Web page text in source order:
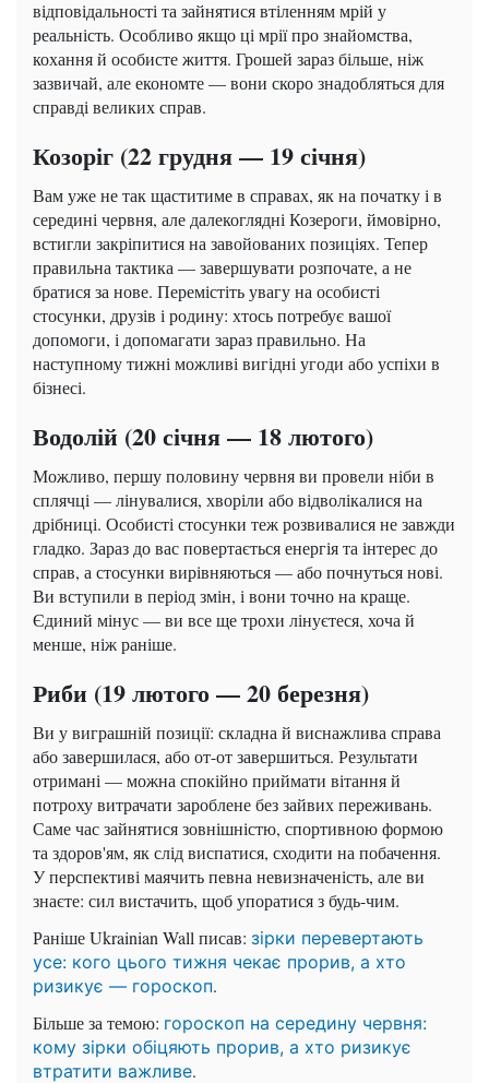
відповідальності та зайнятися втіленням мрій у
реальність. Особливо якщо ці мрії про знайомства,
кохання й особисте життя. Грошей зараз більше, ніж
зазвичай, але економте — вони скоро знадобляться для
справді великих справ.
Козоріг (22 грудня — 19 січня)
Вам уже не так щаститиме в справах, як на початку і в
середині червня, але далекоглядні Козероги, ймовірно,
встигли закріпитися на завойованих позиціях. Тепер
правильна тактика — завершувати розпочате, а не
братися за нове. Перемістіть увагу на особисті
стосунки, друзів і родину: хтось потребує вашої
допомоги, і допомагати зараз правильно. На
наступному тижні можливі вигідні угоди або успіхи в
бізнесі.
Водолій (20 січня — 18 лютого)
Можливо, першу половину червня ви провели ніби в
сплячці — лінувалися, хворіли або відволікалися на
дрібниці. Особисті стосунки теж розвивалися не завжди
гладко. Зараз до вас повертається енергія та інтерес до
справ, а стосунки вирівняються — або почнуться нові.
Ви вступили в період змін, і вони точно на краще.
Єдиний мінус — ви все ще трохи лінуєтеся, хоча й
менше, ніж раніше.
Риби (19 лютого — 20 березня)
Ви у виграшній позиції: складна й виснажлива справа
або завершилася, або от-от завершиться. Результати
отримані — можна спокійно приймати вітання й
потроху витрачати зароблене без зайвих переживань.
Саме час зайнятися зовнішністю, спортивною формою
та здоров'ям, як слід виспатися, сходити на побачення.
У перспективі маячить певна невизначеність, але ви
знаєте: сил вистачить, щоб упоратися з будь-чим.
Раніше Ukrainian Wall писав: зірки перевертають
усе: кого цього тижня чекає прорив, а хто
ризикує — гороскоп.
Більше за темою: гороскоп на середину червня:
кому зірки обіцяють прорив, а хто ризикує
втратити важливе.